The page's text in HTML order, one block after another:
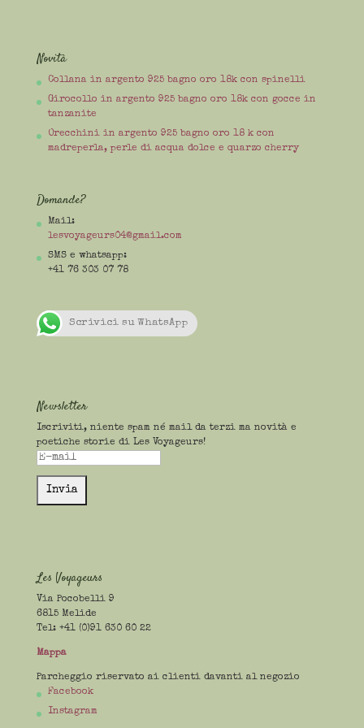
Novità
Collana in argento 925 bagno oro 18k con spinelli
Girocollo in argento 925 bagno oro 18k con gocce in
tanzanite
Orecchini in argento 925 bagno oro 18 k con
madreperla, perle di acqua dolce e quarzo cherry
Domande?
Mail:
lesvoyageurs04@gmail.com
SMS e whatsapp:
+41 76 303 07 78
Scrivici su WhatsApp
Newsletter
Iscriviti, niente spam né mail da terzi ma novità e
poetiche storie di Les Voyageurs!
Les Voyageurs
Via Pocobelli 9
6815 Melide
Tel: +41 (0)91 630 60 22
Mappa
Parcheggio riservato ai clienti davanti al negozio
Facebook
Instagram